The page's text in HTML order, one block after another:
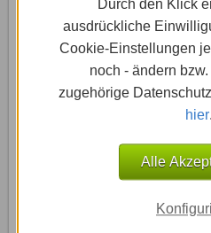
Durch den Klick
ausdrückliche
Cookie-Einstellungen
noch - ändern
zugehörige
hier.
Alle
Smartphones im
Zugriffe steigen
Umso
eigene Homepage
optimiert ist, um
mit Smartphone
verzerrte
zuzugreifen.